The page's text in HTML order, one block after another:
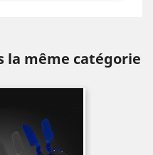
la même catégorie